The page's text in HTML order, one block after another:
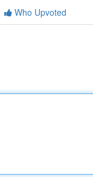
Who Upvoted